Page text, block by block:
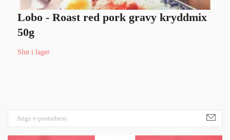
Lobo - Roast red pork gravy kryddmix
50g
Slut i lager